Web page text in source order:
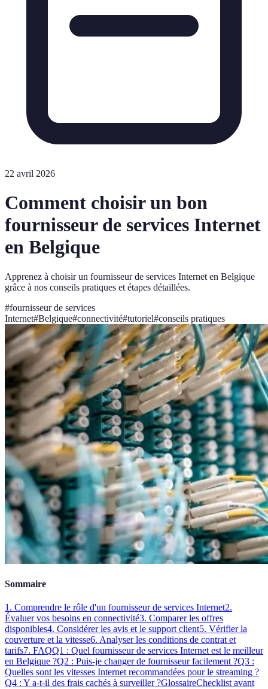
22 avril 2026
Comment choisir un bon
fournisseur de services Internet
en Belgique
Apprenez à choisir un fournisseur de services Internet en Belgique
grâce à nos conseils pratiques et étapes détaillées.
#fournisseur de services
Internet#Belgique#connectivité#tutoriel#conseils pratiques
Sommaire
1. Comprendre le rôle d'un fournisseur de services Internet2.
Évaluer vos besoins en connectivité3. Comparer les offres
disponibles4. Considérer les avis et le support client5. Vérifier la
couverture et la vitesse6. Analyser les conditions de contrat et
tarifs7. FAQQ1 : Quel fournisseur de services Internet est le meilleur
en Belgique ?Q2 : Puis-je changer de fournisseur facilement ?Q3 :
Quelles sont les vitesses Internet recommandées pour le streaming ?
Q4 : Y a-t-il des frais cachés à surveiller ?GlossaireChecklist avant